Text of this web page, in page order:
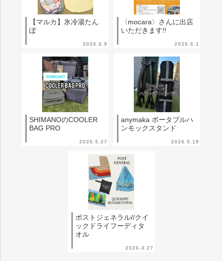
2026.6.9
【マルカ】氷冷湯たん
ぽ
2026.6.1
〈mocara〉さんに出店
いただきます!!
2026.5.27
SHIMANOのCOOLER
BAG PRO
2026.5.19
anymaka ポータブルハ
ンモックスタンド
2026.4.27
ポストジェネラル//クイ
ックドライフーディタ
オル